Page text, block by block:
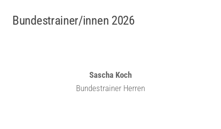
Bundestrainer/innen 2026
Sascha Koch
Bundestrainer Herren